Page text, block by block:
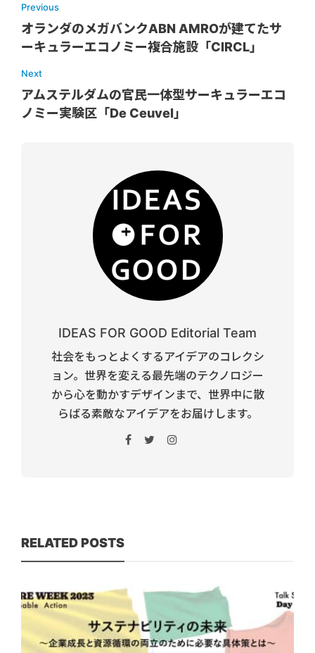
Previous
オランダのメガバンクABN AMROが建てたサ
ーキュラーエコノミー複合施設「CIRCL」
Next
アムステルダムの官民一体型サーキュラーエコ
ノミー実験区「De Ceuvel」
IDEAS FOR GOOD Editorial Team
社会をもっとよくするアイデアのコレクシ
ョン。世界を変える最先端のテクノロジー
から心を動かすデザインまで、世界中に散
らばる素敵なアイデアをお届けします。
RELATED POSTS